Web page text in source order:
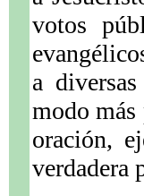
votos
a
modo más
oración,
verdadera